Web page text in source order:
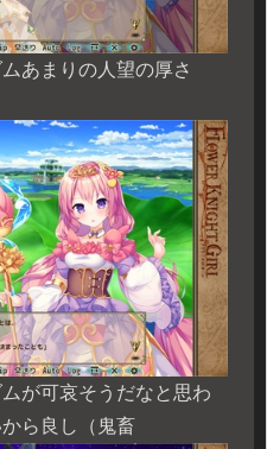
あまりの人望の厚さ
が可哀そうだなと思わ
ら良し（鬼畜